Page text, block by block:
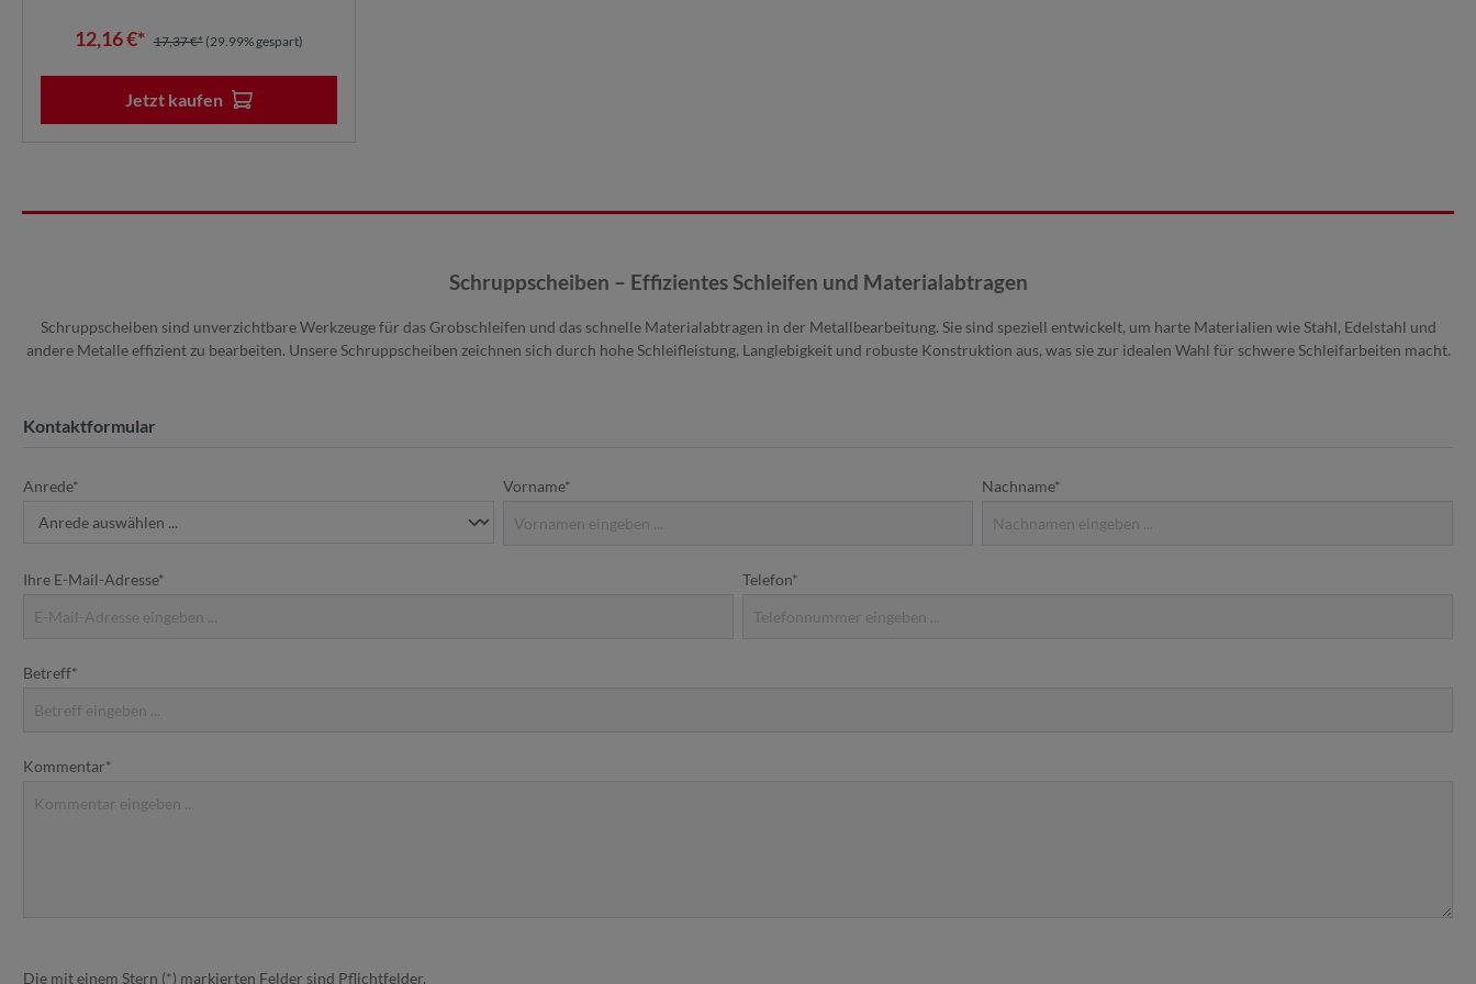
12,16 €* 17,37 €* (29.99% gespart)
Jetzt kaufen
Schruppscheiben – Effizientes Schleifen und Materialabtragen
Schruppscheiben sind unverzichtbare Werkzeuge für das Grobschleifen und das schnelle Materialabtragen in der Metallbearbeitung. Sie sind speziell entwickelt, um harte Materialien wie Stahl, Edelstahl und
andere Metalle effizient zu bearbeiten. Unsere Schruppscheiben zeichnen sich durch hohe Schleifleistung, Langlebigkeit und robuste Konstruktion aus, was sie zur idealen Wahl für schwere Schleifarbeiten macht.
Kontaktformular
Anrede* Vorname* Nachname*
Ihre E-Mail-Adresse* Telefon*
Betreff*
Kommentar*
Die mit einem Stern (*) markierten Felder sind Pflichtfelder.